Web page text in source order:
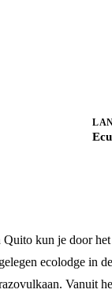
kun je door
ecolodge in
Vanuit